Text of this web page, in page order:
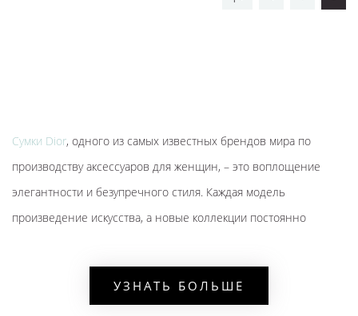
Сумки Dior, одного из самых известных брендов мира по
производству аксессуаров для женщин, – это воплощение
элегантности и безупречного стиля. Каждая модель
произведение искусства, а новые коллекции постоянно
Сумки женские диор выполнены из высококачественных
материалов и по инновационным технологиям. Они не теряют
УЗНАТЬ БОЛЬШЕ